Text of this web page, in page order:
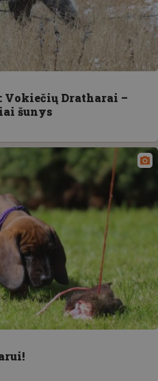
Vokiečių Dratharai –
šunys